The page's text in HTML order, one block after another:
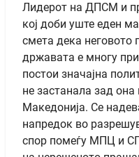
Лидерот на ДПСМ и
кој доби уште еден
смета дека неговото
државата е многу
постои значајна
не застанала зад она
Македонија. Се
напредок во
спор помеѓу МПЦ и